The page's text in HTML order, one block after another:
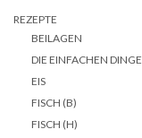
REZEPTE
BEILAGEN
DIE EINFACHEN DINGE
EIS
FISCH (B)
FISCH (H)